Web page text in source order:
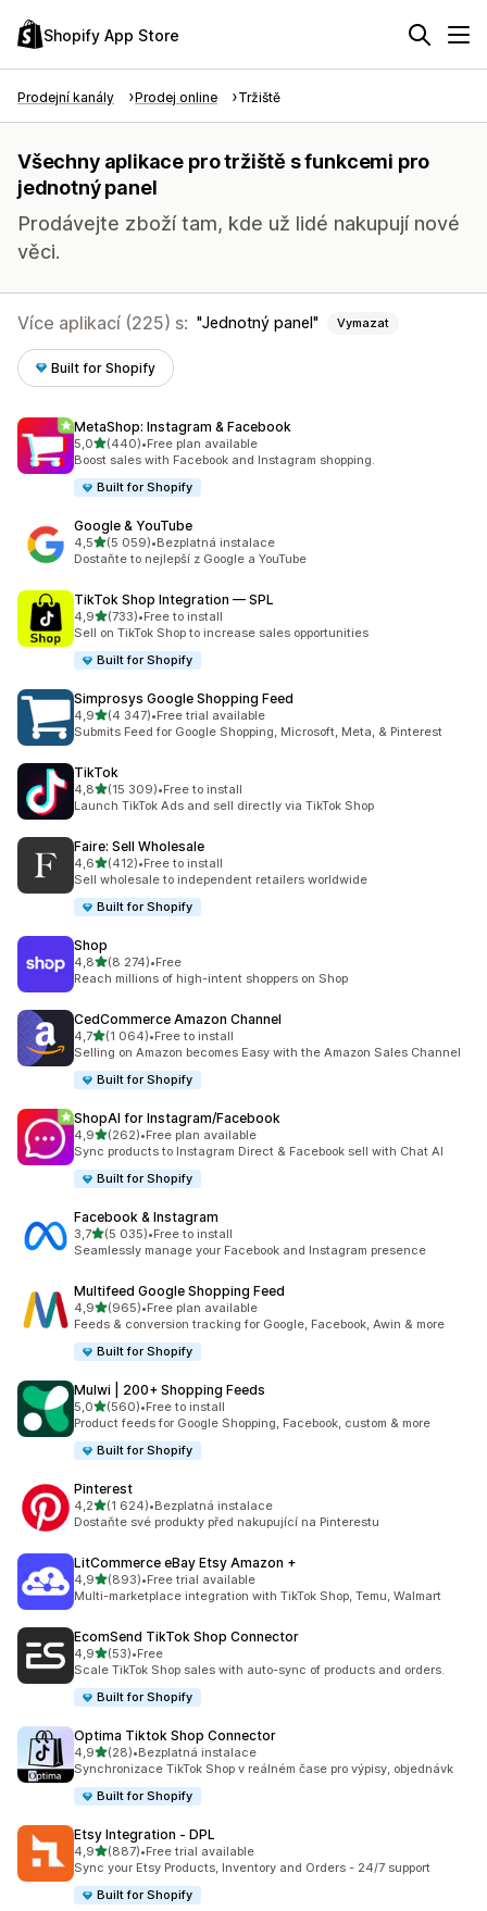
Shopify App Store
Prodejní kanály Prodej online Tržiště
Všechny aplikace pro tržiště s funkcemi pro
jednotný panel
Prodávejte zboží tam, kde už lidé nakupují nové
věci.
Více aplikací (225) s: Jednotný panel Vymazat
Built for Shopify
MetaShop: Instagram & Facebook
5,0z 5 hvězd
(440)
Celkový počet recenzí: 440
•Free plan available
Boost sales with Facebook and Instagram shopping.
Built for Shopify
Google & YouTube
4,5z 5 hvězd
(5 059)
Celkový počet recenzí: 5059
•Bezplatná instalace
Dostaňte to nejlepší z Google a YouTube
TikTok Shop Integration — SPL
4,9z 5 hvězd
(733)
Celkový počet recenzí: 733
•Free to install
Sell on TikTok Shop to increase sales opportunities
Built for Shopify
Simprosys Google Shopping Feed
4,9z 5 hvězd
(4 347)
Celkový počet recenzí: 4347
•Free trial available
Submits Feed for Google Shopping, Microsoft, Meta, & Pinterest
TikTok
4,8z 5 hvězd
(15 309)
Celkový počet recenzí: 15309
•Free to install
Launch TikTok Ads and sell directly via TikTok Shop
Faire: Sell Wholesale
4,6z 5 hvězd
(412)
Celkový počet recenzí: 412
•Free to install
Sell wholesale to independent retailers worldwide
Built for Shopify
Shop
4,8z 5 hvězd
(8 274)
Celkový počet recenzí: 8274
•Free
Reach millions of high-intent shoppers on Shop
CedCommerce Amazon Channel
4,7z 5 hvězd
(1 064)
Celkový počet recenzí: 1064
•Free to install
Selling on Amazon becomes Easy with the Amazon Sales Channel
Built for Shopify
ShopAI for Instagram/Facebook
4,9z 5 hvězd
(262)
Celkový počet recenzí: 262
•Free plan available
Sync products to Instagram Direct & Facebook sell with Chat AI
Built for Shopify
Facebook & Instagram
3,7z 5 hvězd
(5 035)
Celkový počet recenzí: 5035
•Free to install
Seamlessly manage your Facebook and Instagram presence
Multifeed Google Shopping Feed
4,9z 5 hvězd
(965)
Celkový počet recenzí: 965
•Free plan available
Feeds & conversion tracking for Google, Facebook, Awin & more
Built for Shopify
Mulwi | 200+ Shopping Feeds
5,0z 5 hvězd
(560)
Celkový počet recenzí: 560
•Free to install
Product feeds for Google Shopping, Facebook, custom & more
Built for Shopify
Pinterest
4,2z 5 hvězd
(1 624)
Celkový počet recenzí: 1624
•Bezplatná instalace
Dostaňte své produkty před nakupující na Pinterestu
LitCommerce eBay Etsy Amazon +
4,9z 5 hvězd
(893)
Celkový počet recenzí: 893
•Free trial available
Multi-marketplace integration with TikTok Shop, Temu, Walmart
EcomSend TikTok Shop Connector
4,9z 5 hvězd
(53)
Celkový počet recenzí: 53
•Free
Scale TikTok Shop sales with auto-sync of products and orders.
Built for Shopify
Optima Tiktok Shop Connector
4,9z 5 hvězd
(28)
Celkový počet recenzí: 28
•Bezplatná instalace
Synchronizace TikTok Shop v reálném čase pro výpisy, objednávk
Built for Shopify
Etsy Integration ‑ DPL
4,9z 5 hvězd
(887)
Celkový počet recenzí: 887
•Free trial available
Sync your Etsy Products, Inventory and Orders - 24/7 support
Built for Shopify